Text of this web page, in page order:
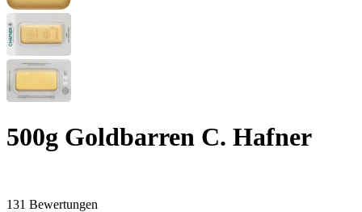
500g Goldbarren C. Hafner
131 Bewertungen